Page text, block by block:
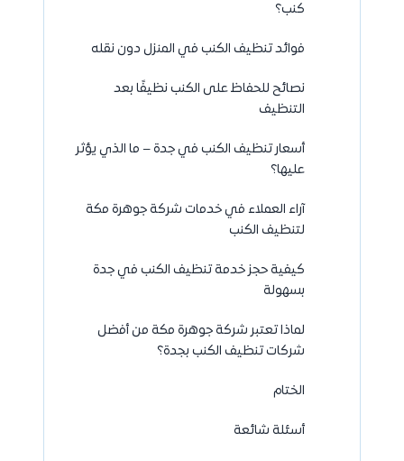
كنب؟
فوائد تنظيف الكنب في المنزل دون نقله
نصائح للحفاظ على الكنب نظيفًا بعد
التنظيف
أسعار تنظيف الكنب في جدة – ما الذي يؤثر
عليها؟
آراء العملاء في خدمات شركة جوهرة مكة
لتنظيف الكنب
كيفية حجز خدمة تنظيف الكنب في جدة
بسهولة
لماذا تعتبر شركة جوهرة مكة من أفضل
شركات تنظيف الكنب بجدة؟
الختام
أسئلة شائعة